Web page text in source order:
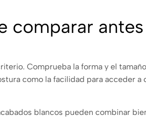
comparar
Comprueba la forma y el
como la facilidad para acceder a
blancos pueden combinar